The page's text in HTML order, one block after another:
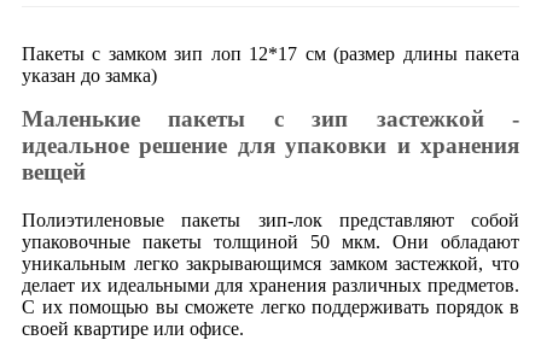
Пакеты с замком зип лоп 12*17 см (размер длины пакета
указан до замка)
Маленькие пакеты с зип застежкой -
идеальное решение для упаковки и хранения
вещей
Полиэтиленовые пакеты зип-лок представляют собой
упаковочные пакеты толщиной 50 мкм. Они обладают
уникальным легко закрывающимся замком застежкой, что
делает их идеальными для хранения различных предметов.
С их помощью вы сможете легко поддерживать порядок в
своей квартире или офисе.